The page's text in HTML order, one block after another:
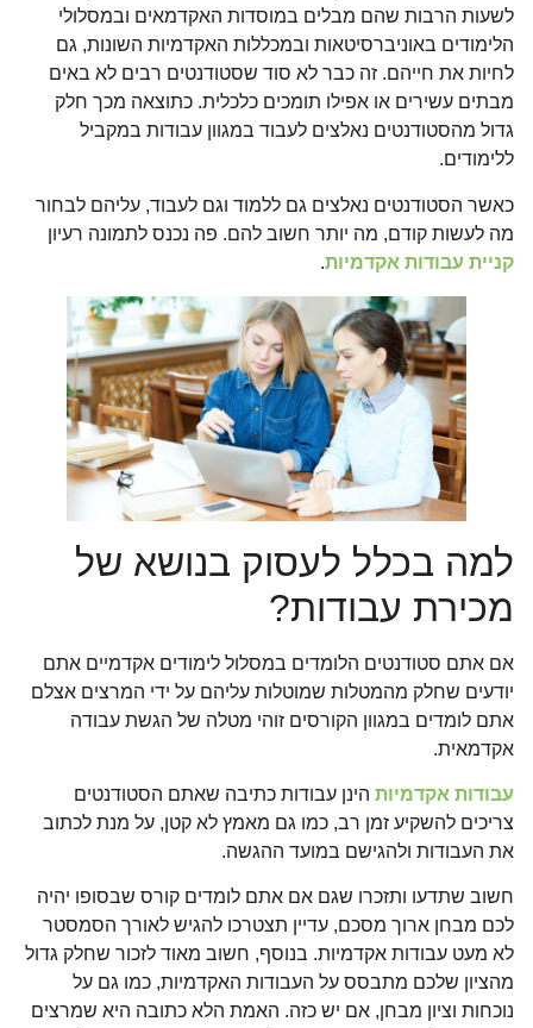
לשעות הרבות שהם מבלים במוסדות האקדמאים ובמסלולי
הלימודים באוניברסיטאות ובמכללות האקדמיות השונות, גם
לחיות את חייהם. זה כבר לא סוד שסטודנטים רבים לא באים
מבתים עשירים או אפילו תומכים כלכלית. כתוצאה מכך חלק
גדול מהסטודנטים נאלצים לעבוד במגוון עבודות במקביל
ללימודים.
כאשר הסטודנטים נאלצים גם ללמוד וגם לעבוד, עליהם לבחור
מה לעשות קודם, מה יותר חשוב להם. פה נכנס לתמונה רעיון
קניית עבודות אקדמיות.
למה בכלל לעסוק בנושא של
מכירת עבודות?
אם אתם סטודנטים הלומדים במסלול לימודים אקדמיים אתם
יודעים שחלק מהמטלות שמוטלות עליהם על ידי המרצים אצלם
אתם לומדים במגוון הקורסים זוהי מטלה של הגשת עבודה
אקדמאית.
עבודות אקדמיות הינן עבודות כתיבה שאתם הסטודנטים
צריכים להשקיע זמן רב, כמו גם מאמץ לא קטן, על מנת לכתוב
את העבודות ולהגישם במועד ההגשה.
חשוב שתדעו ותזכרו שגם אם אתם לומדים קורס שבסופו יהיה
לכם מבחן ארוך מסכם, עדיין תצטרכו להגיש לאורך הסמסטר
לא מעט עבודות אקדמיות. בנוסף, חשוב מאוד לזכור שחלק גדול
מהציון שלכם מתבסס על העבודות האקדמיות, כמו גם על
נוכחות וציון מבחן, אם יש כזה. האמת הלא כתובה היא שמרצים